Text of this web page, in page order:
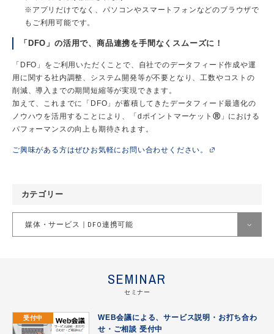
※アプリだけでなく、パソコンやスマートフォンなどのブラウザで
もご利用可能です。
「DFO」の活用で、商品連携を手間なくスムーズに！
「DFO」をご利用いただくことで、自社でのデータフィード作成や運
用に関する社内調整、システム開発等が不要となり、工数やコストの
削減、導入までの期間短縮等が実現できます。
加えて、これまでに「DFO」が蓄積してきたデータフィード最適化の
ノウハウを活用することにより、「dポイントマーケット Ⓡ 」における
パフォーマンスの向上も期待されます。
ご興味がある方はぜひお気軽にお問い合わせください。
カテゴリー
媒体・サービス｜DFO連携可能
Criteo
Google広告
SEMINAR
セミナー
受付中
WEB会議による、サービス説明・お打ち合わ
せ・ご相談 受付中